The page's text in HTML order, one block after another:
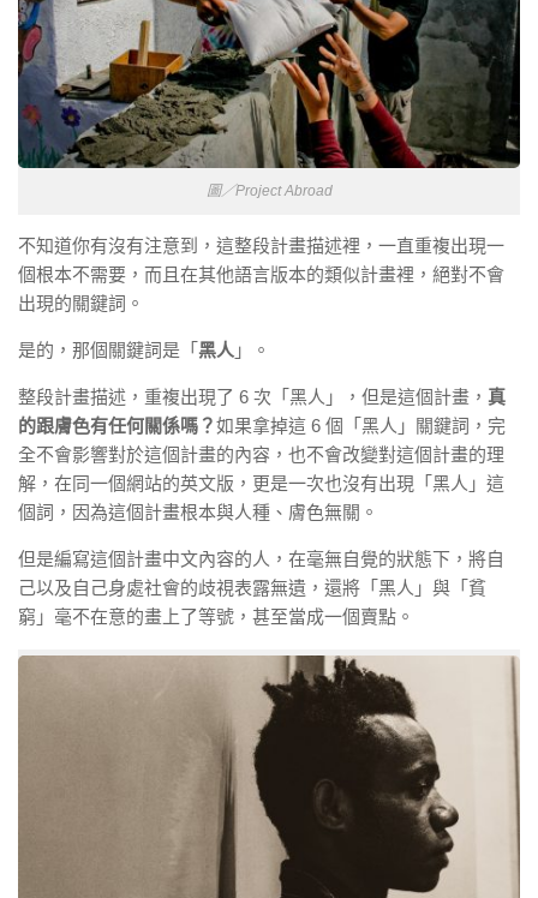
圖／Project Abroad
不知道你有沒有注意到，這整段計畫描述裡，一直重複出現一
個根本不需要，而且在其他語言版本的類似計畫裡，絕對不會
出現的關鍵詞。
是的，那個關鍵詞是「 黑人 」。
整段計畫描述，重複出現了 6 次「黑人」，但是這個計畫， 真
的跟膚色有任何關係嗎？如果拿掉這 6 個「黑人」關鍵詞，完
全不會影響對於這個計畫的內容，也不會改變對這個計畫的理
解，在同一個網站的英文版，更是一次也沒有出現「黑人」這
個詞，因為這個計畫根本與人種、膚色無關。
但是編寫這個計畫中文內容的人，在毫無自覺的狀態下，將自
己以及自己身處社會的歧視表露無遺，還將「黑人」與「貧
窮」毫不在意的畫上了等號，甚至當成一個賣點。